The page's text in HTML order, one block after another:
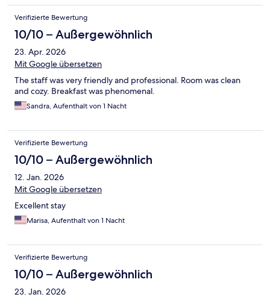
Verifizierte Bewertung
10/10 – Außergewöhnlich
23. Apr. 2026
Mit Google übersetzen
The staff was very friendly and professional. Room was clean
and cozy. Breakfast was phenomenal.
Sandra, Aufenthalt von 1 Nacht
Verifizierte Bewertung
10/10 – Außergewöhnlich
12. Jan. 2026
Mit Google übersetzen
Excellent stay
Marisa, Aufenthalt von 1 Nacht
Verifizierte Bewertung
10/10 – Außergewöhnlich
23. Jan. 2026